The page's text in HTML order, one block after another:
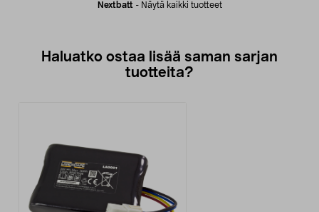
Nextbatt- Näytä kaikki tuotteet
Haluatko ostaa lisää saman sarjan
tuotteita?